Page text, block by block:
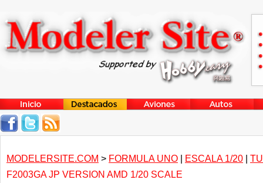
MODELERSITE.COM > FORMULA UNO | ESCALA 1/20 |
F2003GA JP VERSION AMD 1/20 SCALE